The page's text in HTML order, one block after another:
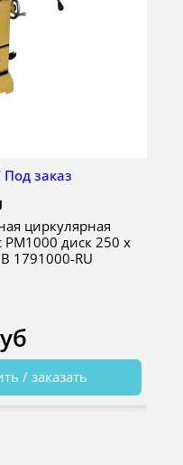
заказ
циркулярная
диск 250 х
1791000-RU
/ заказать